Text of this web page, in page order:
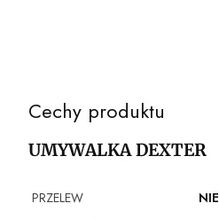
Cechy produktu
UMYWALKA DEXTER
PRZELEW
NIE